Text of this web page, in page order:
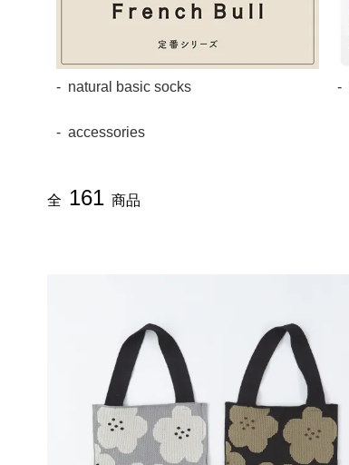
natural basic socks
accessories
全 161 商品